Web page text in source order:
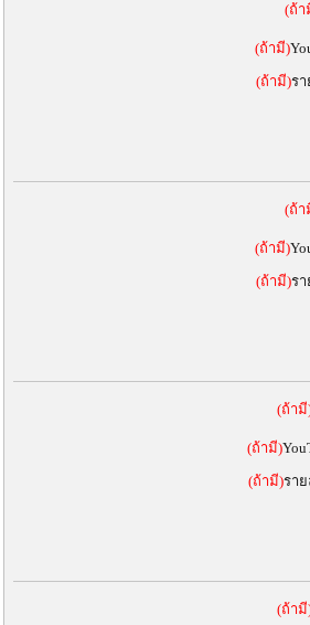
(ถ้า
(ถ้ามี)
(ถ้ามี)รา
(ถ้า
(ถ้ามี)
(ถ้ามี)รา
(ถ้ามี
(ถ้ามี)
(ถ้ามี)ราย
(ถ้ามี